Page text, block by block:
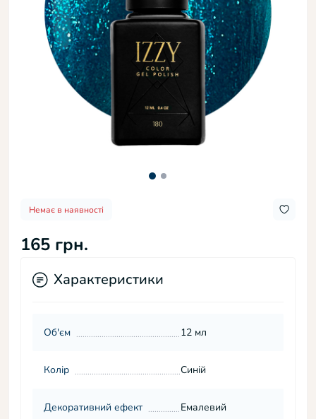
Немає в наявності
165 грн.
Характеристики
Об'єм 12 мл
Колір Синій
Декоративний ефект Емалевий